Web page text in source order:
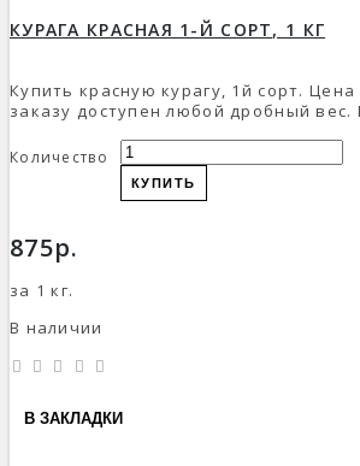
КУРАГА КРАСНАЯ 1-Й СОРТ, 1 КГ
Купить красную курагу, 1й сорт. Цена
заказу доступен любой дробный вес.
Количество
КУПИТЬ
875р.
за 1 кг.
В наличии
В ЗАКЛАДКИ